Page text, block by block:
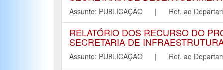
Assunto: PUBLICAÇÃO | Ref. ao
RELATÓRIO DOS RECURSO DO
SECRETARIA DE
Assunto: PUBLICAÇÃO | Ref. ao